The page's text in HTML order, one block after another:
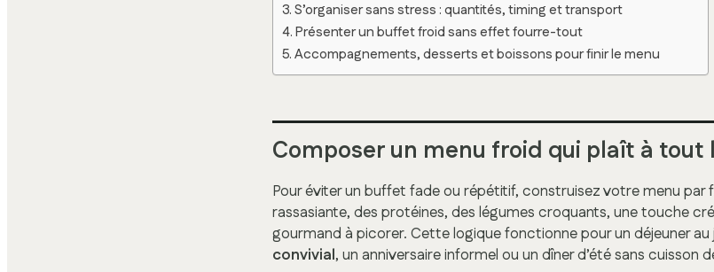
S’organiser sans stress : quantités, timing et transport
Présenter un buffet froid sans effet fourre-tout
Accompagnements, desserts et boissons pour finir le menu
Composer un menu froid qui plaît à tout
Pour éviter un buffet fade ou répétitif, construisez votre menu par
rassasiante, des protéines, des légumes croquants, une touche
gourmand à picorer. Cette logique fonctionne pour un déjeuner au
convivial, un anniversaire informel ou un dîner d’été sans cuisson